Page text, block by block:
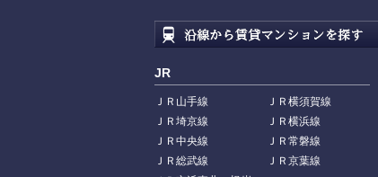
JR
ＪＲ山手線
ＪＲ横須賀線
ＪＲ埼京線
ＪＲ横浜線
ＪＲ中央線
ＪＲ常磐線
ＪＲ総武線
ＪＲ京葉線